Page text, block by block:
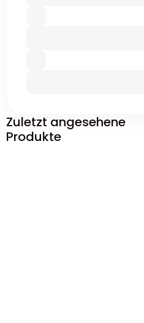
Zuletzt angesehene
Produkte